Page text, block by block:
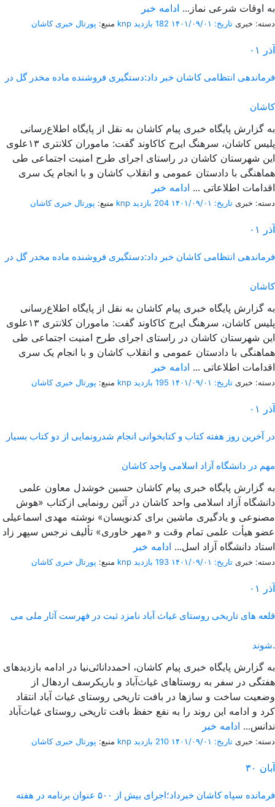
به اوقات شرعی نماز... ادامه خبر
منبع: پورتال خبری كاشان knp دسته: خبری تاریخ: ۱۴۰۱/۰۹/۰۱ 182 بازدید
۰۱ آذر
فرماندهی انتظامی کاشان خبر داد:دستگیری فروشنده ماده مخدر گل در
کاشان
به گزارش پایگاه خبری پیام کاشان به نقل از پایگاه اطلاع‌رسانی
پلیس کاشان، سرهنگ ایرج کاکاوند گفت: ماموران کلانتری ۱۳علوی
این شهرستان کاشان در راستای اجرای طرح امنیت اجتماعی طی
هماهنگی با دادستان عمومی و انقلاب کاشان و با انجام یک سری
اقدامات اطلاعاتی ... ادامه خبر
منبع: پورتال خبری كاشان knp دسته: خبری تاریخ: ۱۴۰۱/۰۹/۰۱ 204 بازدید
۰۱ آذر
فرماندهی انتظامی کاشان خبر داد:دستگیری فروشنده ماده مخدر گل در
کاشان
به گزارش پایگاه خبری پیام کاشان به نقل از پایگاه اطلاع‌رسانی
پلیس کاشان، سرهنگ ایرج کاکاوند گفت: ماموران کلانتری ۱۳علوی
این شهرستان کاشان در راستای اجرای طرح امنیت اجتماعی طی
هماهنگی با دادستان عمومی و انقلاب کاشان و با انجام یک سری
اقدامات اطلاعاتی ... ادامه خبر
منبع: پورتال خبری كاشان knp دسته: خبری تاریخ: ۱۴۰۱/۰۹/۰۱ 195 بازدید
۰۱ آذر
در آخرین روز هفته کتاب و کتابخوانی انجام شدرونمایی از دو کتاب بسیار
مهم در دانشگاه آزاد اسلامی واحد کاشان
به گزارش پایگاه خبری پیام کاشان حسین خوشدل معاون علمی
دانشگاه آزاد اسلامی واحد کاشان در آئین رونمایی ازکتاب «هوش
مصنوعی و یادگیری ماشین برای کدنویسان» نوشته مهدی اسماعیلی
عضو هیأت علمی تمام وقت و «مهر خاوری» تألیف نرجس سپهر زاد
استاد دانشگاه آزاد اسل... ادامه خبر
منبع: پورتال خبری كاشان knp دسته: خبری تاریخ: ۱۴۰۱/۰۹/۰۱ 193 بازدید
۰۱ آذر
قلعه های تاریخی روستای غیاث آباد نامزد ثبت در فهرست آثار ملی می
شوند.
به گزارش پایگاه خبری پیام کاشان، احمددانائی‌نیا در ادامه بازدیدهای
هفتگی در سفر به روستاهای غیاث‌آباد و باریکرسف اردهال از
وضعیت ساخت و سازها در بافت تاریخی روستای غیاث آباد انتقاد
کرد و ادامه این روند را به نفع حفظ بافت تاریخی روستای غیاث‌آباد
ندانس... ادامه خبر
منبع: پورتال خبری كاشان knp دسته: خبری تاریخ: ۱۴۰۱/۰۹/۰۱ 210 بازدید
۳۰ آبان
فرمانده سپاه کاشان خبرداد؛اجرای بیش از ۵۰۰ عنوان برنامه در هفته